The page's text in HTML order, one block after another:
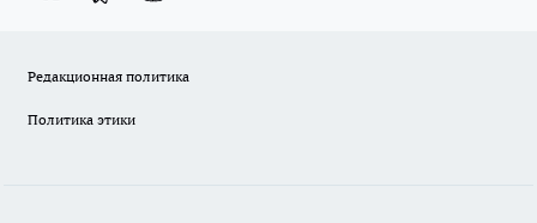
Редакционная политика
Политика этики